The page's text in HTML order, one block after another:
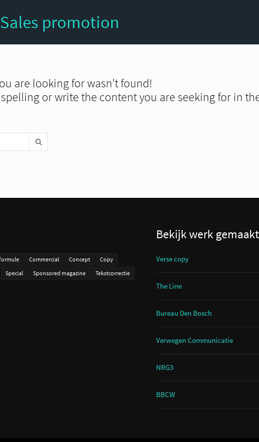
Sales promotion
are looking for wasn't found!
or write the content you are seeking for in
Commercial Concept
Copy
Special Sponsored magazine
Tekstcorrectie
Bekijk werk
Verse copy
The Line
Bureau Den Bosch
Verwegen Communicatie
NRG3
BBCW